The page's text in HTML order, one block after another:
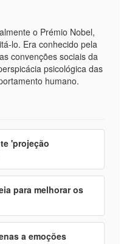
o Prémio Nobel,
lo. Era conhecido pela
convenções sociais da
psicológica das
humano.
'projeção
para melhorar os
a emoções